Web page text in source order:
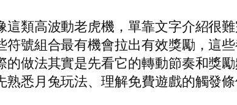
類高波動老虎機，單靠文字介紹很
號組合最有機會拉出有效獎勵，這
做法其實是先看它的轉動節奏和獎
悉月兔玩法、理解免費遊戲的觸發